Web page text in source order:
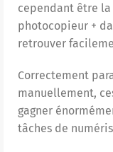
cependant être
photocopieur +
retrouver
Correctement
manuellement,
gagner
tâches de